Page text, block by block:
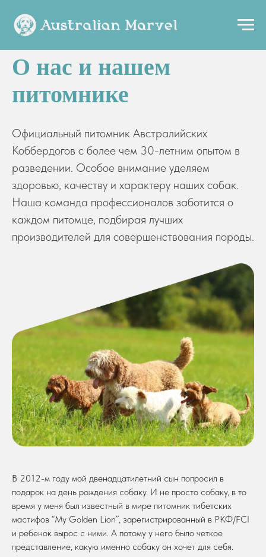
О нас и нашем
питомнике
Официальный питомник Австралийских
Коббердогов с более чем 30-летним опытом в
разведении. Особое внимание уделяем
здоровью, качеству и характеру наших собак.
Наша команда профессионалов заботится о
каждом питомце, подбирая лучших
производителей для совершенствования породы.
В 2012-м году мой двенадцатилетний сын попросил в
подарок на день рождения собаку. И не просто собаку, в то
время у меня был известный в мире питомник тибетских
мастифов “My Golden Lion”, зарегистрированный в РКФ/FCI
и ребенок вырос с ними. А потому у него было четкое
представление, какую именно собаку он хочет для себя.